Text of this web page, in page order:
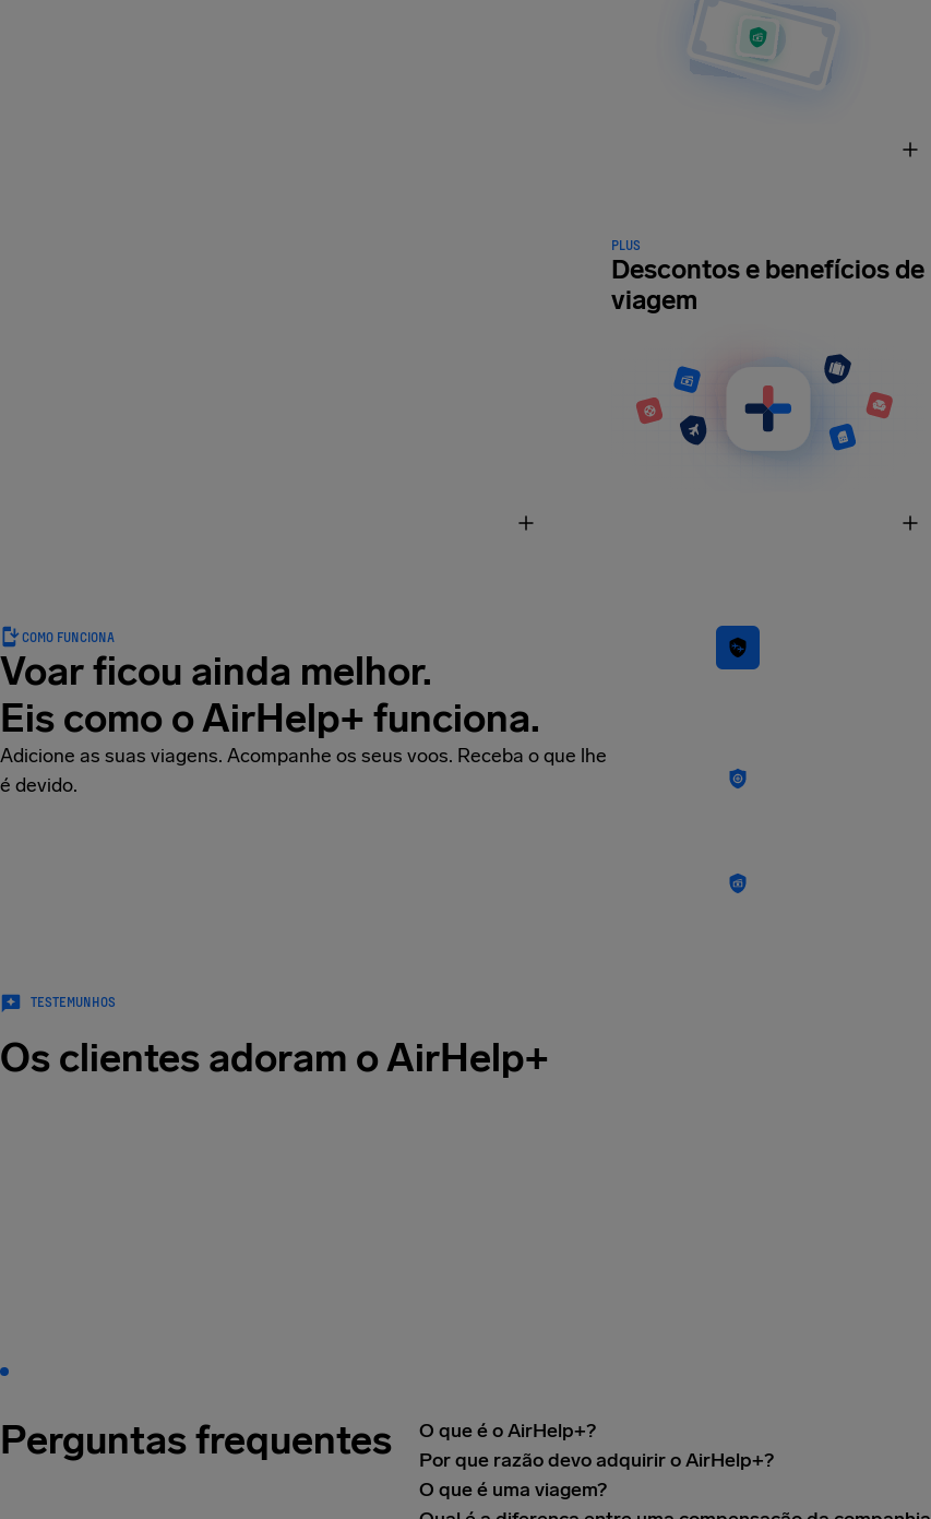
PLUS
Descontos e benefícios de
viagem
COMO FUNCIONA
Voar ficou ainda melhor.
Eis como o AirHelp+ funciona.
Adicione as suas viagens. Acompanhe os seus voos. Receba o que lhe
é devido.
TESTEMUNHOS
Os clientes adoram o AirHelp+
Perguntas frequentes
O que é o AirHelp+?
Por que razão devo adquirir o AirHelp+?
O que é uma viagem?